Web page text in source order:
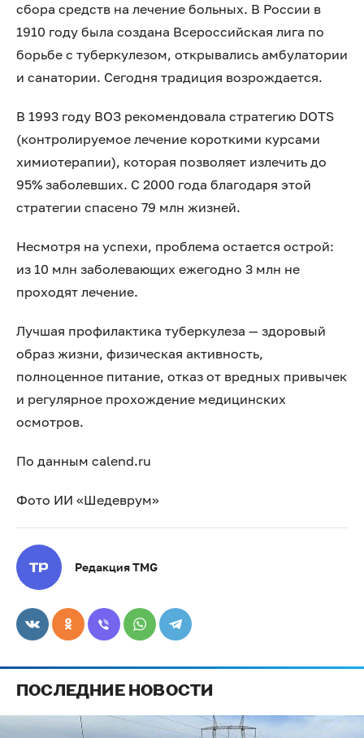
сбора средств на лечение больных. В России в
1910 году была создана Всероссийская лига по
борьбе с туберкулезом, открывались амбулатории
и санатории. Сегодня традиция возрождается.
В 1993 году ВОЗ рекомендовала стратегию DOTS
(контролируемое лечение короткими курсами
химиотерапии), которая позволяет излечить до
95% заболевших. С 2000 года благодаря этой
стратегии спасено 79 млн жизней.
Несмотря на успехи, проблема остается острой:
из 10 млн заболевающих ежегодно 3 млн не
проходят лечение.
Лучшая профилактика туберкулеза — здоровый
образ жизни, физическая активность,
полноценное питание, отказ от вредных привычек
и регулярное прохождение медицинских
осмотров.
По данным calend.ru
Фото ИИ «Шедеврум»
Редакция TMG
ПОСЛЕДНИЕ НОВОСТИ